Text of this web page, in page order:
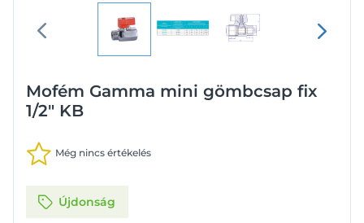
Mofém Gamma mini gömbcsap fix
1/2" KB
Még nincs értékelés
Újdonság